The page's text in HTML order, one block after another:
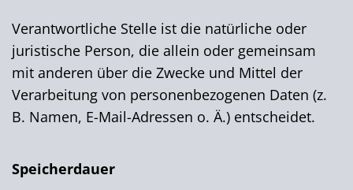
Verantwortliche Stelle ist die natürliche oder
juristische Person, die allein oder gemeinsam
mit anderen über die Zwecke und Mittel der
Verarbeitung von personenbezogenen Daten (z.
B. Namen, E-Mail-Adressen o. Ä.) entscheidet.
Speicherdauer